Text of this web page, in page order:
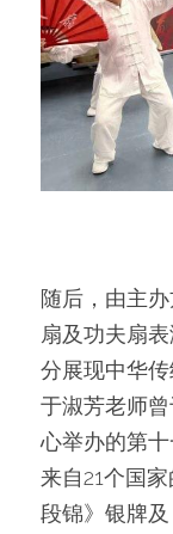
随后，由主
扇及功夫扇
分展现中华
于淑芳老师
心举办的第
来自21个国
段锦》银牌